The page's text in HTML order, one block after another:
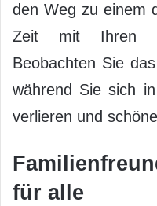
den Weg zu einem
Zeit mit Ihren
Beobachten Sie
während Sie sich
verlieren und
für alle